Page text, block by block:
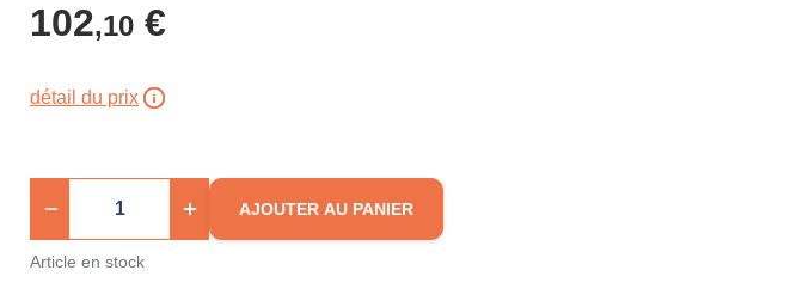
102,10 €
détail du prix
AJOUTER AU PANIER
Article en stock